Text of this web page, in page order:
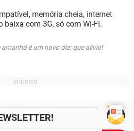
memória cheia, internet
baixa com 3G, só com Wi-Fi.
é um novo dia: que alivio!